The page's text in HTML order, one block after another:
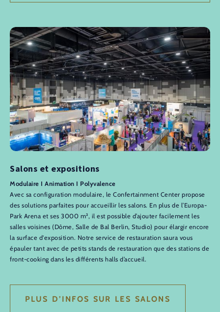
Salons et expositions
Modulaire I Animation I Polyvalence
Avec sa configuration modulaire, le Confertainment Center propose
des solutions parfaites pour accueillir les salons. En plus de l’Europa-
Park Arena et ses 3000 m², il est possible d’ajouter facilement les
salles voisines (Dôme, Salle de Bal Berlin, Studio) pour élargir encore
la surface d'exposition. Notre service de restauration saura vous
épauler tant avec de petits stands de restauration que des stations de
front-cooking dans les différents halls d’accueil.
PLUS D’INFOS SUR LES SALONS